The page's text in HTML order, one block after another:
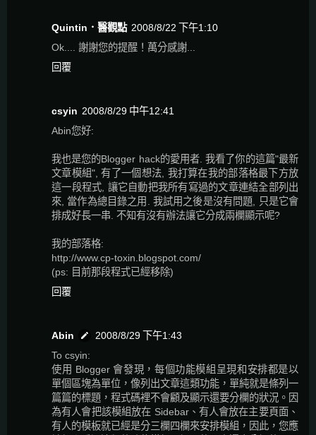
Quintin．醫觀點 2008/8/22 下午1:10
Ok.... 謝謝您的提醒！萬分感謝...
回覆
csyin 2008/8/29 中午12:41
Abin您好:
我也是您的Blogger hack的愛用者. 我看了你的這篇"最新
文章模組", 有了一個想法, 我打算在我的部落格最下方放
這一段程式, 讓它自動把我所有寫過的文章連結全部列出
來, 當作為總目錄之用. 我試用之後是沒有問題, 只是它會
排成好長一串. 不知有沒有辦法讓它分成兩欄顯示呢?
我的部落格:
http://www.cp-toxin.blogspot.com/
(ps: 目前那段程式已經移除)
回覆
Abin
2008/8/29 下午1:43
To csyin:
使用 Blogger 會發現，每個功能模組呈現和安排都是以
單個區塊為單位，像列出文章這類功能，單純就是條列一
篇篇的標題，程式碼裡不會顧及顯示還要分欄的狀況。因
為有人會把該模組放在 Sidebar、有人會放在主要頁面、
有人的模板就已經是分三欄四欄來安排模組，因此，您應